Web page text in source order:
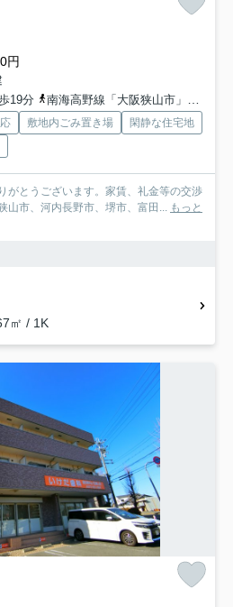
円
19分
南海高野線「大阪狭山市」駅 徒歩24分
敷地内ごみ置き場
閑静な住宅地
がとうございます。家賃、礼金等の交渉
山市、河内長野市、堺市、富田... もっと
㎡ / 1K